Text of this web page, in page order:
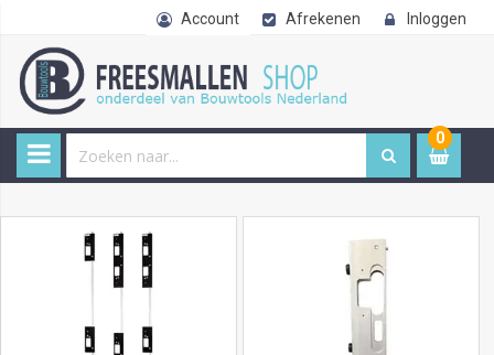
Account Afrekenen Inloggen
0
item